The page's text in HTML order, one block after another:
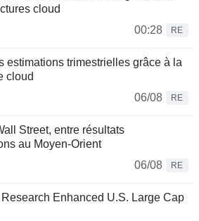
cloud
00:28
RE
estimations trimestrielles grâce à la
cloud
06/08
RE
Street, entre résultats
au Moyen-Orient
06/08
RE
Enhanced U.S. Large Cap